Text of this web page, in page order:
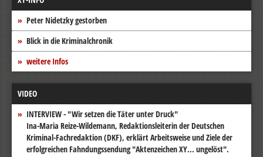
Peter Nidetzky gestorben
Blick in die Kriminalchronik
weitere Infos
VIDEO
INTERVIEW - "Wir setzen die Täter unter Druck"
Ina-Maria Reize-Wildemann, Redaktionsleiterin der Deutschen
Kriminal-Fachredaktion (DKF), erklärt Arbeitsweise und Ziele der
erfolgreichen Fahndungssendung "Aktenzeichen XY... ungelöst".